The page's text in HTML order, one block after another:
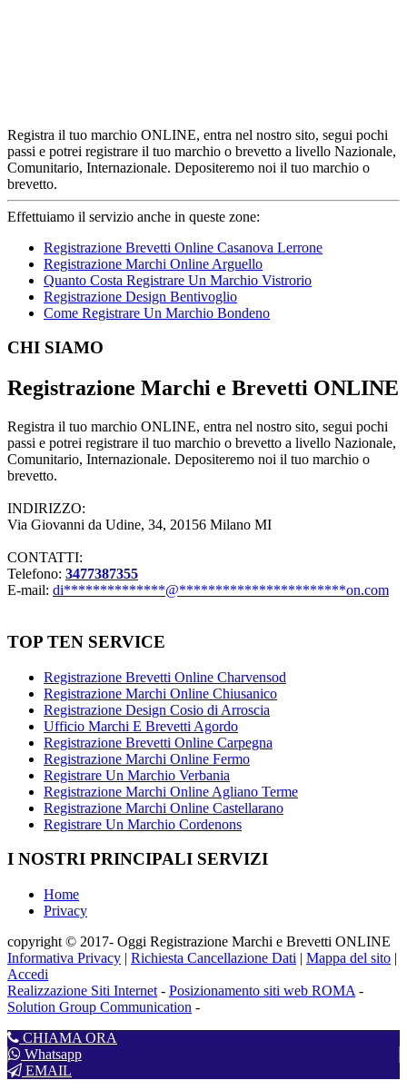
Registra il tuo marchio ONLINE, entra nel nostro sito, segui pochi
passi e potrei registrare il tuo marchio o brevetto a livello Nazionale,
Comunitario, Internazionale. Depositeremo noi il tuo marchio o
brevetto.
Effettuiamo il servizio anche in queste zone:
Registrazione Brevetti Online Casanova Lerrone
Registrazione Marchi Online Arguello
Quanto Costa Registrare Un Marchio Vistrorio
Registrazione Design Bentivoglio
Come Registrare Un Marchio Bondeno
Footer
CHI SIAMO
Registrazione Marchi e Brevetti ONLINE
Registra il tuo marchio ONLINE, entra nel nostro sito, segui pochi
passi e potrei registrare il tuo marchio o brevetto a livello Nazionale,
Comunitario, Internazionale. Depositeremo noi il tuo marchio o
brevetto.
INDIRIZZO:
Via Giovanni da Udine, 34, 20156 Milano MI
CONTATTI:
Telefono: 3477387355
E-mail: di**************@***********************on.com
TOP TEN SERVICE
Registrazione Brevetti Online Charvensod
Registrazione Marchi Online Chiusanico
Registrazione Design Cosio di Arroscia
Ufficio Marchi E Brevetti Agordo
Registrazione Brevetti Online Carpegna
Registrazione Marchi Online Fermo
Registrare Un Marchio Verbania
Registrazione Marchi Online Agliano Terme
Registrazione Marchi Online Castellarano
Registrare Un Marchio Cordenons
I NOSTRI PRINCIPALI SERVIZI
Home
Privacy
copyright © 2017- Oggi Registrazione Marchi e Brevetti ONLINE
Informativa Privacy | Richiesta Cancellazione Dati | Mappa del sito |
Accedi
Realizzazione Siti Internet - Posizionamento siti web ROMA -
Solution Group Communication -
CHIAMA ORA
Whatsapp
EMAIL